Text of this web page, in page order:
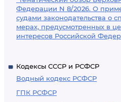
Федерации N 8/2026. О
судами законодательства о
мерах, предусмотренных в
интересов Российской
Кодексы СССР и РСФСР
Водный кодекс РСФСР
ГПК РСФСР